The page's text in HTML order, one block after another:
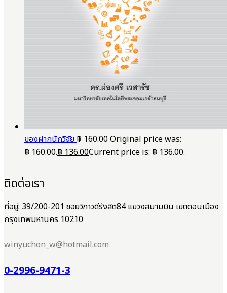
ของฝากนักวิจัย฿160.00Original price was:
฿ 160.00.฿136.00Current price is: ฿ 136.00.
ติดต่อเรา
ที่อยู่: 39/200-201 ซอยวิภาวดีรังสิต84 แขวงสนามบิน เขตดอนเมือง
กรุงเทพมหานคร 10210
winyuchon_w@hotmail.com
0-2996-9471-3